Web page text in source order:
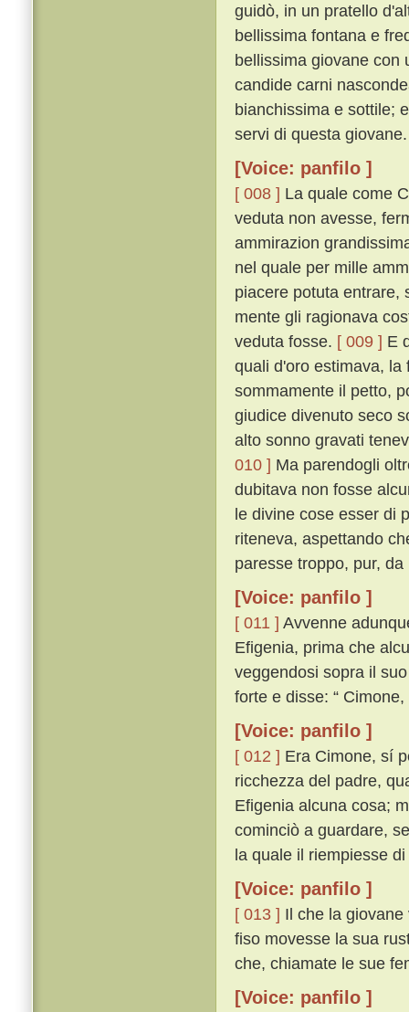
guidò, in un pratello
bellissima fontana e
bellissima giovane con
candide carni
bianchissima e sottile;
servi di questa giovane.
[Voice: panfilo ]
[ 008 ] La quale come
veduta non avesse,
ammirazion
nel quale per mille
piacere potuta entrare,
mente gli ragionava
veduta fosse. [ 009 ] E
quali d'oro estimava,
sommamente il petto,
giudice divenuto seco
alto sonno gravati
010 ] Ma parendogli
dubitava non fosse
le divine cose esser di
riteneva, aspettando
paresse troppo, pur,
[Voice: panfilo ]
[ 011 ] Avvenne
Efigenia, prima che
veggendosi sopra il
forte e disse: “
[Voice: panfilo ]
[ 012 ] Era Cimone, sí
ricchezza del padre,
Efigenia alcuna cosa;
cominciò a guardare,
la quale il riempiesse
[Voice: panfilo ]
[ 013 ] Il che la
fiso movesse la sua
che, chiamate le sue
[Voice: panfilo ]